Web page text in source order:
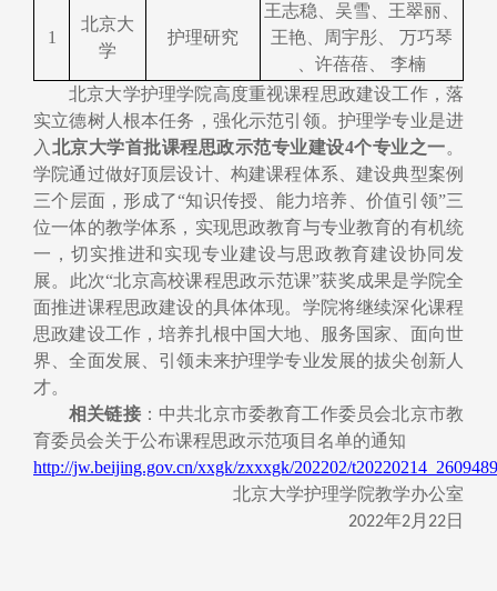
1
北京大
学
护理研究
王志稳、吴雪、王翠丽、
王艳、周宇彤、 万巧琴
、许蓓蓓、 李楠
北京大学护理学院高度重视课程思政建设工作，落
实立德树人根本任务，强化示范引领。 护理学专业是进
入 北京大学首批课程思政示范专业建设4个专业之一。
学院通过做好顶层设计、构建课程体系、建设典型案例
三个层面， 形成了“知识传授、能力培养、价值引领”三
位一体的教学体系，实现思政教育与专业教育的有机统
一， 切实推进和实现专业建设与思政教育建设协同发
展。 此次“北京高校课程思政示范课”获奖成果是学院全
面推进课程思政建设的具体体现。学院将继续深化课程
思政建设工作，培养扎根中国大地、服务国家、面向世
界、全面发展、引领未来护理学专业发展的拔尖创新人
才。
相关链接：中共北京市委教育工作委员会北京市教
育委员会关于公布课程思政示范项目名单的通知
http://jw.beijing.gov.cn/xxgk/zxxxgk/202202/
北京大学护理学院教学办公室
2022年2月 22日